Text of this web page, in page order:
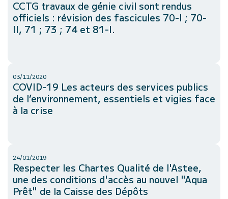
CCTG travaux de génie civil sont rendus
officiels : révision des fascicules 70-I ; 70-
II, 71 ; 73 ; 74 et 81-I.
03/11/2020
COVID-19 Les acteurs des services publics
de l’environnement, essentiels et vigies face
à la crise
24/01/2019
Respecter les Chartes Qualité de l'Astee,
une des conditions d'accès au nouvel "Aqua
Prêt" de la Caisse des Dépôts